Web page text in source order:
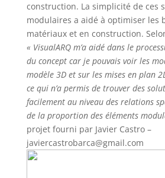
construction. La simplicité de ces
modulaires a aidé à optimiser les
matériaux et en construction.
« VisualARQ m’a aidé dans le
du concept car je pouvais voir les
modèle 3D et sur les mises en plan
ce qui n’a permis de trouver des
facilement au niveau des relations
de la proportion des éléments
projet fourni par Javier Castro –
javiercastrobarca@gmail.com